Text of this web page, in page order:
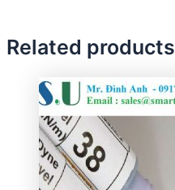
Related products